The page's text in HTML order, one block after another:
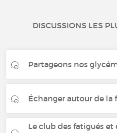
DISCUSSIONS LES
Partageons nos
Échanger autour de la
Le club des fatigués et